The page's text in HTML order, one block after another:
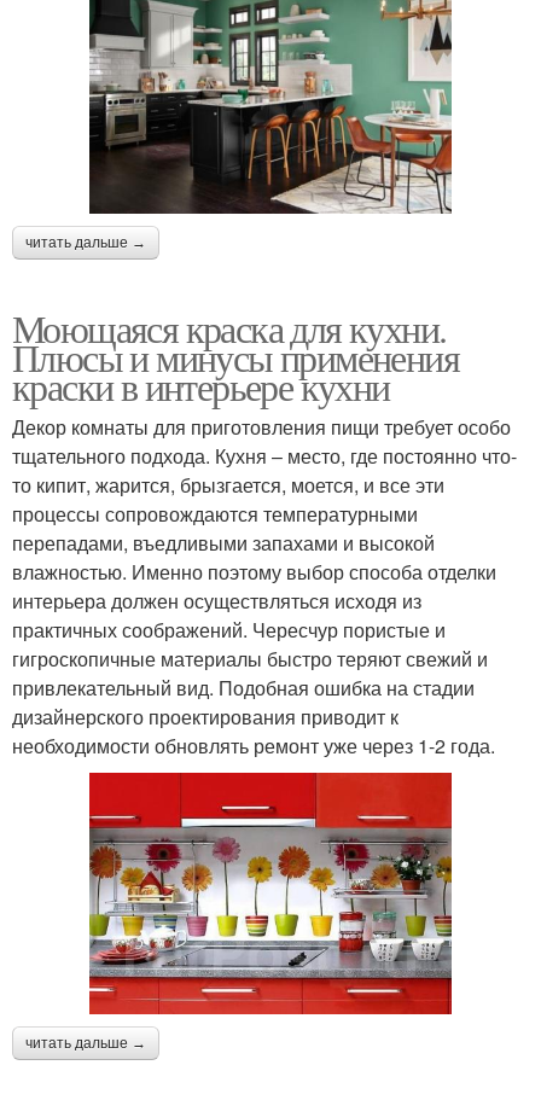
читать дальше →
Моющаяся краска для кухни.
Плюсы и минусы применения
краски в интерьере кухни
Декор комнаты для приготовления пищи требует особо
тщательного подхода. Кухня – место, где постоянно что-
то кипит, жарится, брызгается, моется, и все эти
процессы сопровождаются температурными
перепадами, въедливыми запахами и высокой
влажностью. Именно поэтому выбор способа отделки
интерьера должен осуществляться исходя из
практичных соображений. Чересчур пористые и
гигроскопичные материалы быстро теряют свежий и
привлекательный вид. Подобная ошибка на стадии
дизайнерского проектирования приводит к
необходимости обновлять ремонт уже через 1-2 года.
читать дальше →